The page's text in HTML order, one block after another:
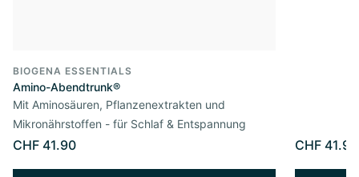
BIOGENA ESSENTIALS
Amino-Abendtrunk®
Mit Aminosäuren, Pflanzenextrakten und
Mikronährstoffen - für Schlaf & Entspannung
CHF 41.90 CHF 41.90